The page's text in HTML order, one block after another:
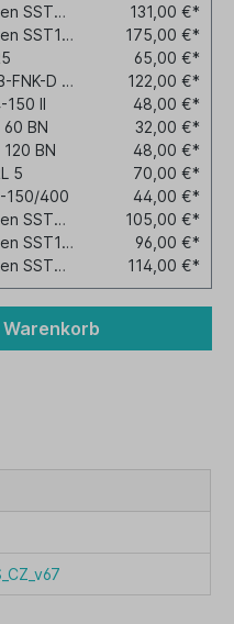
CasaFan Befestigungsstutzen SST65-120
131,00 €*
CasaFan Befestigungsstutzen SST120-170
175,00 €*
65,00 €*
CasaFan Wandsteuerung FB-FNK-D AC Hotel
122,00 €*
150 II
48,00 €*
BN
32,00 €*
BN
48,00 €*
5
70,00 €*
150/400
44,00 €*
CasaFan Befestigungsstutzen SST20-35
105,00 €*
CasaFan Befestigungsstutzen SST12-20
96,00 €*
CasaFan Befestigungsstutzen SST35-65
114,00 €*
Warenkorb